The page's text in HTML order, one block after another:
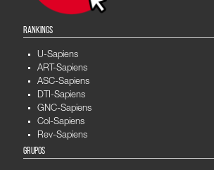
RANKINGS
U-Sapiens
ART-Sapiens
ASC-Sapiens
DTI-Sapiens
GNC-Sapiens
Col-Sapiens
Rev-Sapiens
GRUPOS